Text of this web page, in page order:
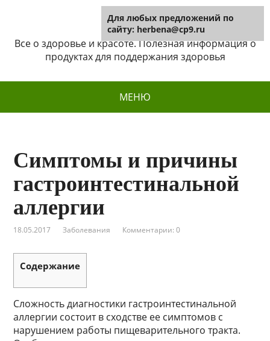
Herbena
Все о здоровье и красоте. Полезная информация о
продуктах для поддержания здоровья
МЕНЮ
Симптомы и причины
гастроинтестинальной
аллергии
18.05.2017 Заболевания Комментарии: 0
Содержание
Сложность диагностики гастроинтестинальной
аллергии состоит в сходстве ее симптомов с
нарушением работы пищеварительного тракта.
Для любых предложений по
сайту: herbena@cp9.ru